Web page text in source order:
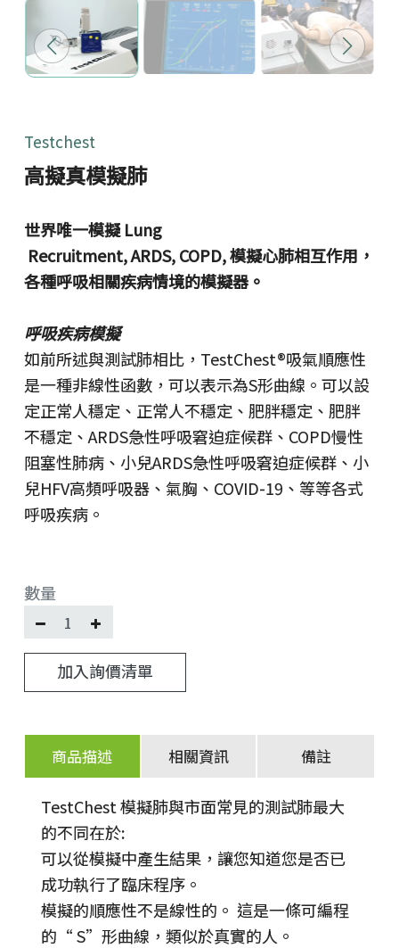
Testchest
高擬真模擬肺
世界唯一模擬 Lung
Recruitment, ARDS, COPD, 模擬心肺相互作用，
各種呼吸相關疾病情境的模擬器。
呼吸疾病模擬
如前所述與測試肺相比，TestChest®吸氣順應性
是一種非線性函數，可以表示為S形曲線。可以設
定正常人穩定、正常人不穩定、肥胖穩定、肥胖
不穩定、ARDS急性呼吸窘迫症候群、COPD慢性
阻塞性肺病、小兒ARDS急性呼吸窘迫症候群、小
兒HFV高頻呼吸器、氣胸、COVID-19、等等各式
呼吸疾病。
數量
加入詢價清單
商品描述 相關資訊 備註
TestChest 模擬肺與市面常見的測試肺最大
的不同在於:
可以從模擬中產生結果，讓您知道您是否已
成功執行了臨床程序。
模擬的順應性不是線性的。 這是一條可編程
的“ S”形曲線，類似於真實的人。